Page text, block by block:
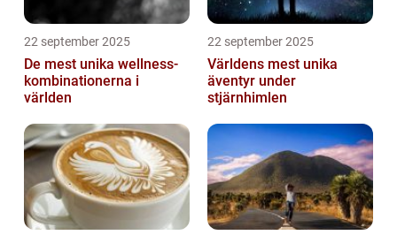
22 september 2025
De mest unika wellness-
kombinationerna i
världen
22 september 2025
Världens mest unika
äventyr under
stjärnhimlen